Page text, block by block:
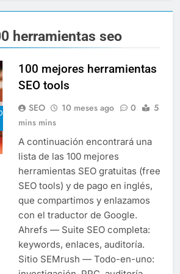
herramientas seo
100 mejores herramientas
SEO tools
SEO 10 meses ago 0
5
mins mins
A continuación encontrará una
lista de las 100 mejores
herramientas SEO gratuitas (free
SEO tools) y de pago en inglés,
que compartimos y enlazamos
con el traductor de Google.
Ahrefs — Suite SEO completa:
keywords, enlaces, auditoría.
Sitio SEMrush — Todo-en-uno: